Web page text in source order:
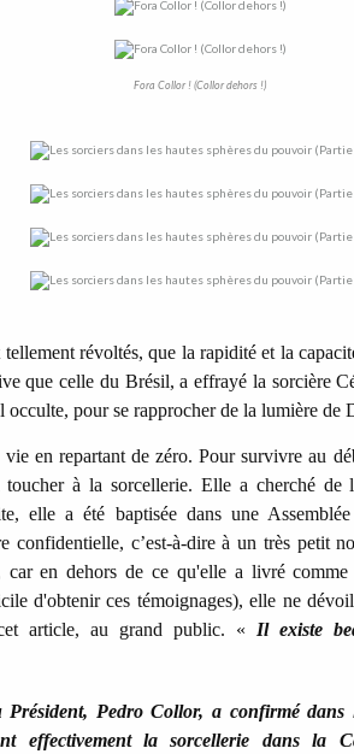
Fora Collor ! (Collor dehors !)
tellement révoltés, que la rapidité et la
que celle du Brésil, a effrayé la sorcière
occulte, pour se rapprocher de la lumière de
vie en repartant de zéro. Pour survivre au
à la sorcellerie. Elle a cherché de
elle a été baptisée dans une
confidentielle, c’est-à-dire à un très petit
car en dehors de ce qu'elle a livré comme
d'obtenir ces témoignages), elle ne
article, au grand public. « Il existe
Pedro Collor, a confirmé dans
effectivement la sorcellerie dans la